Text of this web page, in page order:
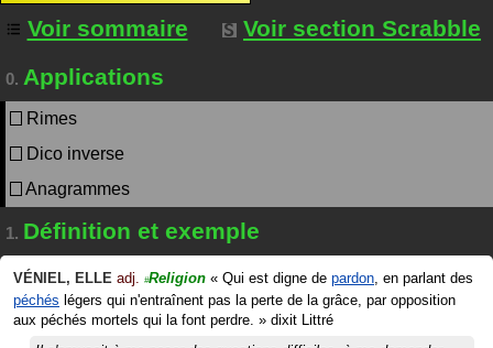
Voir sommaire
Voir section Scrabble
0. Applications
Rimes
Dico inverse
Anagrammes
1. Définition et exemple
VÉNIEL, ELLE adj. #Religion « Qui est digne de pardon, en parlant des
péchés légers qui n'entraînent pas la perte de la grâce, par opposition
aux péchés mortels qui la font perdre. » dixit Littré